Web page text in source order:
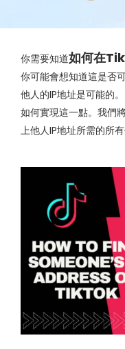
你需要知道如何在
你可能會想知道這是否
他人的IP地址是可能的
如何實現這一點。我們
上他人IP地址所需的所